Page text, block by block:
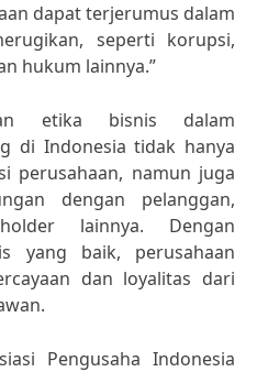
dapat terjerumus dalam
seperti korupsi,
hukum lainnya.”
etika bisnis dalam
di Indonesia tidak hanya
perusahaan, namun juga
dengan pelanggan,
lainnya. Dengan
yang baik, perusahaan
dan loyalitas dari
Pengusaha Indonesia